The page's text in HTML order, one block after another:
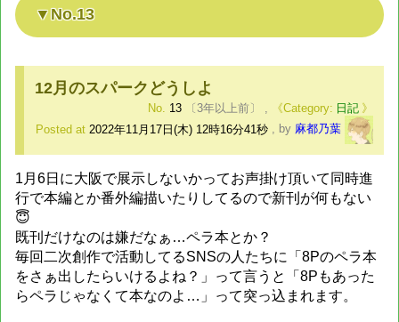
No.13
12月のスパークどうしよ
No. 13 〔3年以上前〕 ,
日記
Posted at 2022年11月17日(木) 12時16分41秒 , by 麻都乃葉
1月6日に大阪で展示しないかってお声掛け頂いて同時進
行で本編とか番外編描いたりしてるので新刊が何もない
😇
既刊だけなのは嫌だなぁ…ペラ本とか？
毎回二次創作で活動してるSNSの人たちに「8Pのペラ本
をさぁ出したらいけるよね？」って言うと「8Pもあった
らペラじゃなくて本なのよ…」って突っ込まれます。